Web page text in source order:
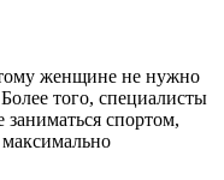
женщине не нужно
того, специалисты
спортом,